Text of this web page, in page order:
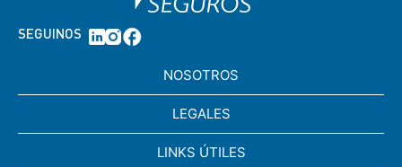
SEGUINOS
NOSOTROS
LEGALES
LINKS ÚTILES